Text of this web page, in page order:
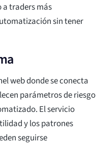
traders más
sin tener
web donde se conecta
parámetros de riesgo
El servicio
y los patrones
seguirse